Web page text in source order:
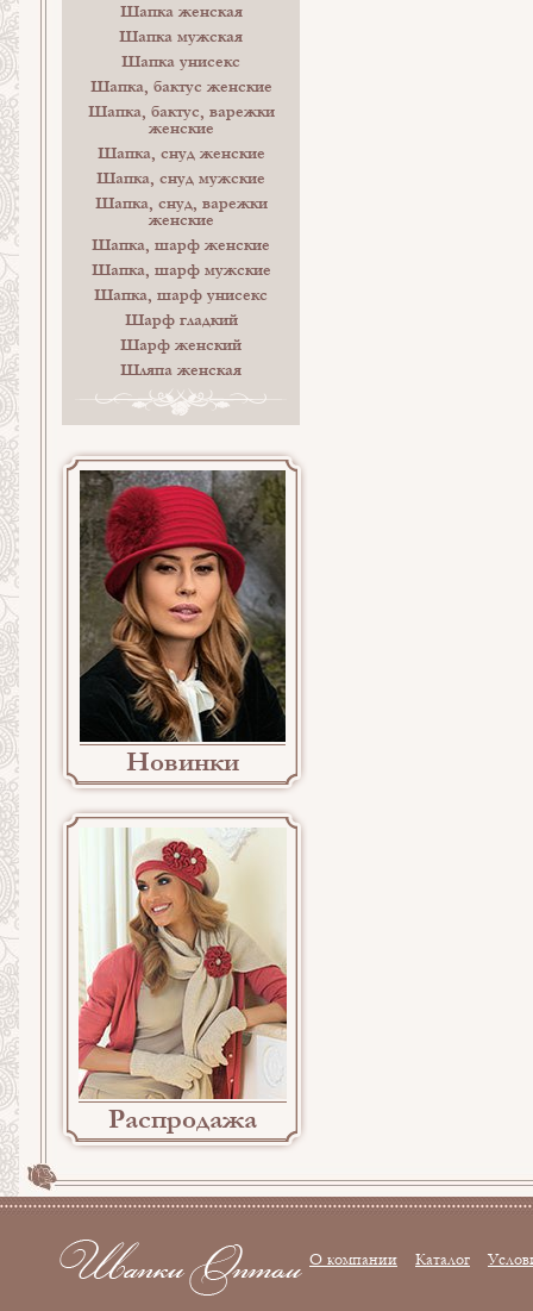
Шапка женская
Шапка мужская
Шапка унисекс
Шапка, бактус женские
Шапка, бактус, варежки
женские
Шапка, снуд женские
Шапка, снуд мужские
Шапка, снуд, варежки
женские
Шапка, шарф женские
Шапка, шарф мужские
Шапка, шарф унисекс
Шарф гладкий
Шарф женский
Шляпа женская
Новинки
Распродажа
О компании Каталог